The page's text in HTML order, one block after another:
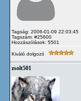
Tagság: 2006-01-09 22:03:45
Tagszám: #25600
Hozzászólások: 5501
Kiváló dolgozó
zsolt501